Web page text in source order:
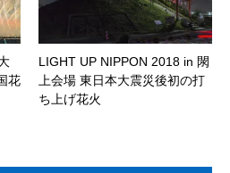
花
LIGHT UP NIPPON 2018 in 閖
上会場 東日本大震災後初の打
ち上げ花火